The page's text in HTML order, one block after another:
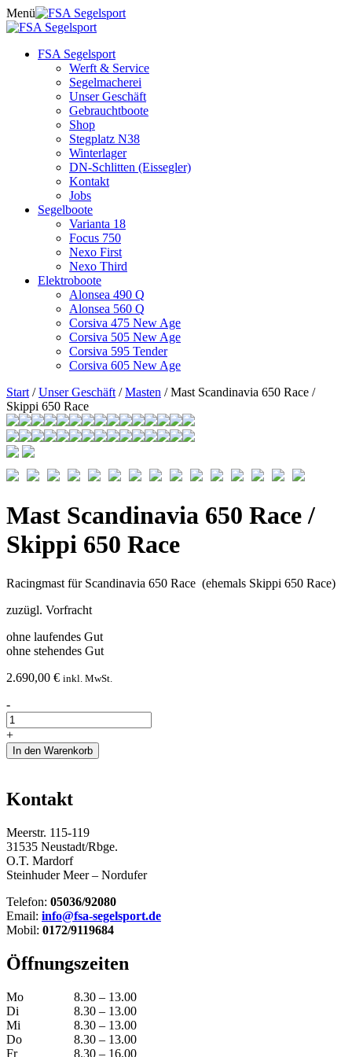
Skip
to
Menü
FSA Segelsport
Werft & Service
Segelmacherei
Unser Geschäft
Gebrauchtboote
Shop
Stegplatz N38
Winterlager
DN-Schlitten (Eissegler)
Kontakt
Jobs
Segelboote
Varianta 18
Focus 750
Nexo First
Nexo Third
Elektroboote
Alonsea 490 Q
Alonsea 560 Q
Corsiva 475 New Age
Corsiva 505 New Age
Corsiva 595 Tender
Corsiva 605 New Age
Start /Unser Geschäft /Masten / Mast Scandinavia 650 Race /
Skippi 650 Race
Mast Scandinavia 650 Race /
Skippi 650 Race
Racingmast für Scandinavia 650 Race (ehemals Skippi 650 Race)
zuzügl. Vorfracht
ohne laufendes Gut
ohne stehendes Gut
2.690,00 € inkl. MwSt.
Mast
Scandinavia
650
Race
/
Race
-
+
In den Warenkorb
Kontakt
Meerstr. 115-119
31535 Neustadt/Rbge.
O.T. Mardorf
Steinhuder Meer – Nordufer
Telefon: 05036/92080
Email: info@fsa-segelsport.de
Mobil: 0172/9119684
Öffnungszeiten
Mo
8.30 – 13.00
Di
8.30 – 13.00
Mi
8.30 – 13.00
Do
8.30 – 13.00
Fr
8.30 – 16.00